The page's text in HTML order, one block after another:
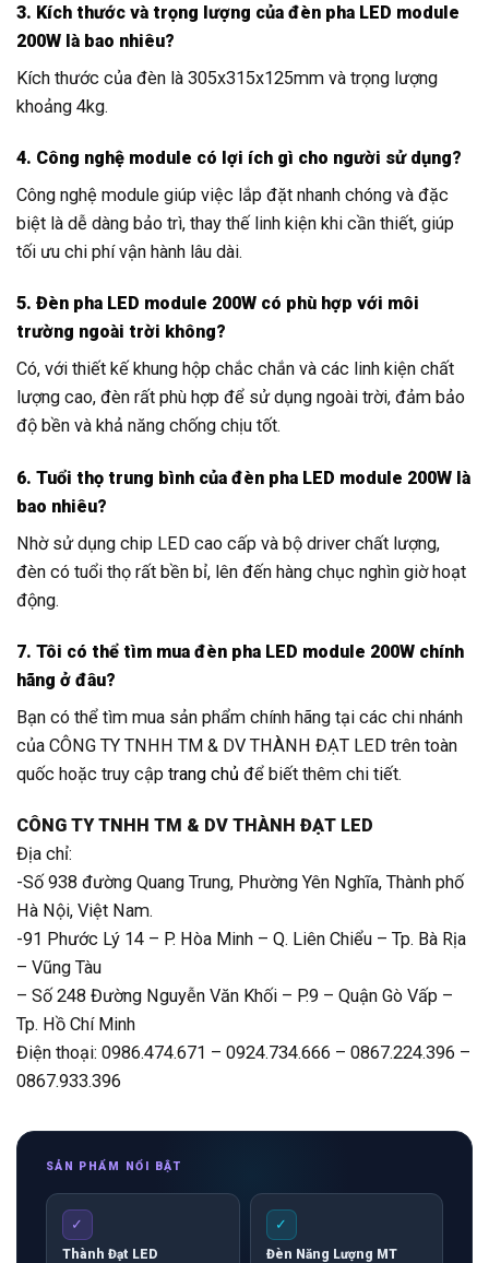
3. Kích thước và trọng lượng của đèn pha LED module
200W là bao nhiêu?
Kích thước của đèn là 305x315x125mm và trọng lượng
khoảng 4kg.
4. Công nghệ module có lợi ích gì cho người sử dụng?
Công nghệ module giúp việc lắp đặt nhanh chóng và đặc
biệt là dễ dàng bảo trì, thay thế linh kiện khi cần thiết, giúp
tối ưu chi phí vận hành lâu dài.
5. Đèn pha LED module 200W có phù hợp với môi
trường ngoài trời không?
Có, với thiết kế khung hộp chắc chắn và các linh kiện chất
lượng cao, đèn rất phù hợp để sử dụng ngoài trời, đảm bảo
độ bền và khả năng chống chịu tốt.
6. Tuổi thọ trung bình của đèn pha LED module 200W là
bao nhiêu?
Nhờ sử dụng chip LED cao cấp và bộ driver chất lượng,
đèn có tuổi thọ rất bền bỉ, lên đến hàng chục nghìn giờ hoạt
động.
7. Tôi có thể tìm mua đèn pha LED module 200W chính
hãng ở đâu?
Bạn có thể tìm mua sản phẩm chính hãng tại các chi nhánh
của CÔNG TY TNHH TM & DV THÀNH ĐẠT LED trên toàn
quốc hoặc truy cập trang chủ để biết thêm chi tiết.
CÔNG TY TNHH TM & DV THÀNH ĐẠT LED
Địa chỉ:
-Số 938 đường Quang Trung, Phường Yên Nghĩa, Thành phố
Hà Nội, Việt Nam.
-91 Phước Lý 14 – P. Hòa Minh – Q. Liên Chiểu – Tp. Bà Rịa
– Vũng Tàu
– Số 248 Đường Nguyễn Văn Khối – P.9 – Quận Gò Vấp –
Tp. Hồ Chí Minh
Điện thoại: 0986.474.671 – 0924.734.666 – 0867.224.396 –
0867.933.396
SẢN PHẨM NỔI BẬT
✓
Thành Đạt LED
✓
Đèn Năng Lượng MT